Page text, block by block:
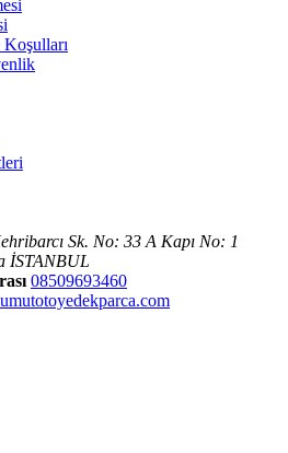
Sk. No: 33 A Kapı No: 1
İSTANBUL
08509693460